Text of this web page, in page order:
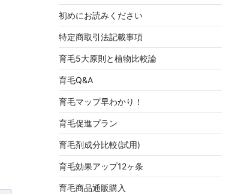
初めにお読みください
特定商取引法記載事項
育毛5大原則と植物比較論
育毛Q&A
育毛マップ早わかり！
育毛促進プラン
育毛剤成分比較(試用)
育毛効果アップ12ヶ条
育毛商品通販購入